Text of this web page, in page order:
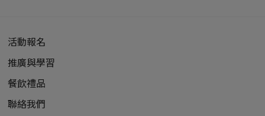
活動報名
推廣與學習
餐飲禮品
聯絡我們